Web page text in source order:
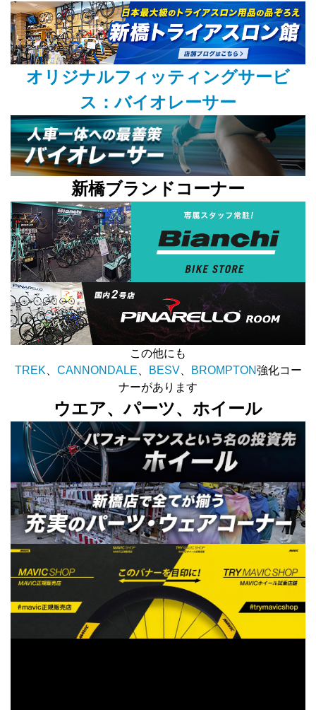
オリジナルフィッティングサービ
ス：バイオレーサー
新橋ブランドコーナー
この他にも
TREK
CANNONDALE BESV、 BROMPTON強化コー
ナーがあります
ウエア、パーツ、ホイール